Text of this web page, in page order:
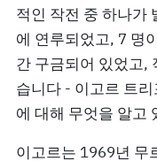
적인 작전 중 하나가
에 연루되었고, 7 명
간 구금되어 있었고,
습니다 - 이고르 트
에 대해 무엇을 알고
이고르는 1969년 무